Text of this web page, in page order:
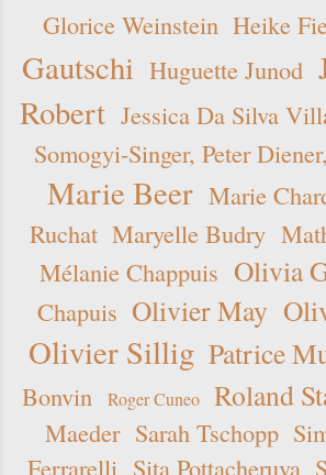
Glorice Weinstein Heike
Gautschi Huguette Junod
Robert Jessica Da Silva
Somogyi-Singer, Peter
Marie Beer Marie
Ruchat Maryelle Budry
Mélanie Chappuis Olivia
Chapuis Olivier May
Olivier Sillig Patrice
Bonvin
Roger Cuneo Roland
Maeder Sarah Tschopp
Ferrarelli Sita Pottacheruva